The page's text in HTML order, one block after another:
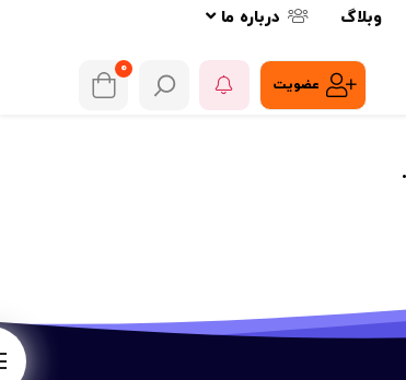
وبلاگ درباره ما
عضویت
0